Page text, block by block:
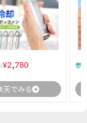
¥2,780
天でみる
参